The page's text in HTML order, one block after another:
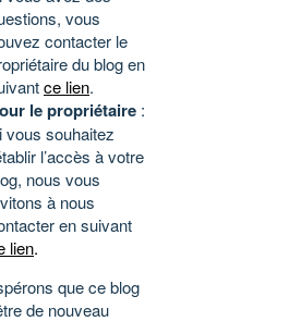
vous
contacter le
du blog en
ce lien.
le propriétaire :
vous souhaitez
l’accès à votre
nous vous
à nous
en suivant
lien.
que ce blog
de nouveau